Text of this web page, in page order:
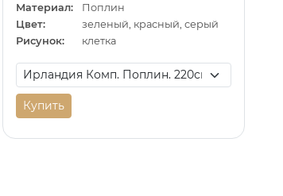
Материал:
Поплин
Цвет:
зеленый, красный, серый
Рисунок:
клетка
Купить